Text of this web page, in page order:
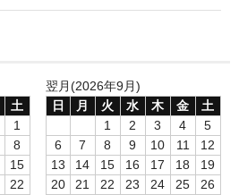
土
1
8
15
22
翌月(2026年9月)
日
月 火 水 木 金
土
1
2 3 4
5
6
7 8 9 10 11
12
13
14 15 16 17 18
19
20
21 22 23 24 25
26